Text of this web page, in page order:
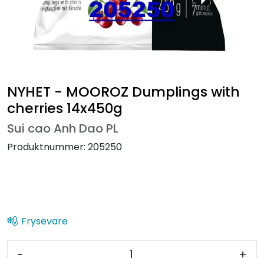
NYHET - MOOROZ Dumplings with
cherries 14x450g
Sui cao Anh Dao PL
Produktnummer: 205250
Frysevare
- +